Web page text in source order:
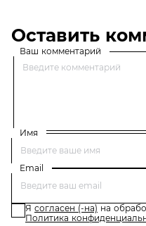
Оставить
Ваш комментарий
Имя
Email
Я согласен (-на) на
Политика